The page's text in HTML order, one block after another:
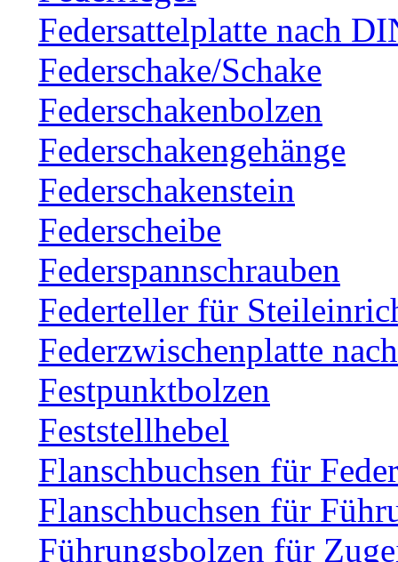
Federsattelplatte nach
Federschake/Schake
Federschakenbolzen
Federschakengehänge
Federschakenstein
Federscheibe
Federspannschrauben
Federteller für
Federzwischenplatte
Festpunktbolzen
Feststellhebel
Flanschbuchsen für
Flanschbuchsen für
Führungsbolzen für